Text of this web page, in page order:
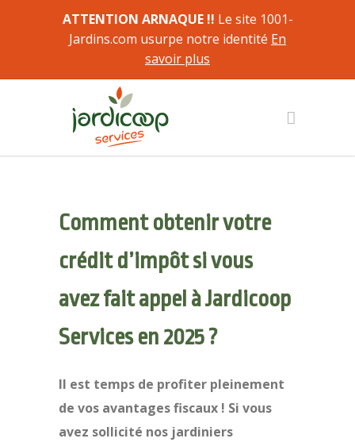
ATTENTION ARNAQUE !! Le site 1001-
Jardins.com usurpe notre identité En
savoir plus
Comment obtenir votre
crédit d’impôt si vous
avez fait appel à Jardicoop
Services en 2025 ?
Il est temps de profiter pleinement
de vos avantages fiscaux ! Si vous
avez sollicité nos jardiniers